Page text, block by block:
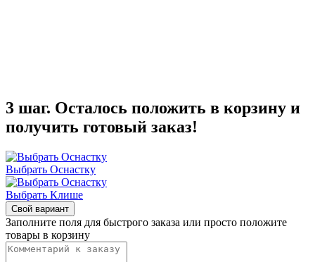
3 шаг. Осталось положить в корзину и
получить готовый заказ!
Выбрать Оснастку
Выбрать Клише
Свой вариант
Заполните поля для быстрого заказа или просто положите
товары в корзину